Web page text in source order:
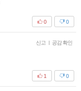
0
0
신고 공감 확인
0
1